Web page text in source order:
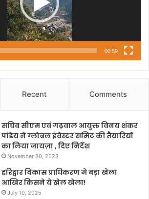
00:59
Recent Comments
सचिव सीएम एवं गढ़वाल आयुक्त विनय शंकर
पांडेय ने ग्लोबल इंवेस्टर समिट की तैयारियों
का लिया जायज़ा , दिए निर्देश
November 30, 2023
हरिद्वार विकास प्राधिकरण मे बड़ा खेला
आखिर किसने ये खेल खेला!
July 10, 2025